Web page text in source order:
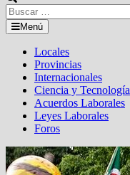
Buscar:
Menú
Locales
Provincias
Internacionales
Ciencia y Tecnología
Acuerdos Laborales
Leyes Laborales
Foros